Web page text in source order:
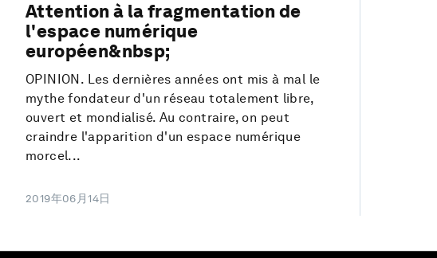
Attention à la fragmentation de
l'espace numérique
européen&nbsp;
OPINION. Les dernières années ont mis à mal le
mythe fondateur d'un réseau totalement libre,
ouvert et mondialisé. Au contraire, on peut
craindre l'apparition d'un espace numérique
morcel...
2019年06月14日